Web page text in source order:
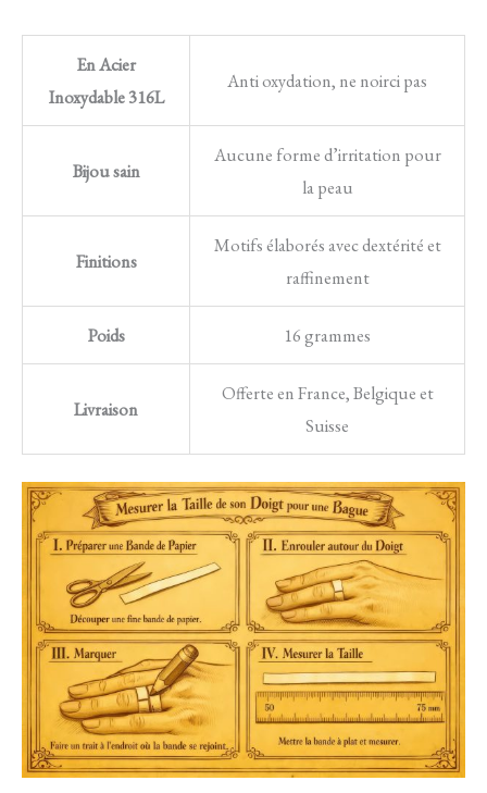
En Acier
Inoxydable 316L
Anti oxydation, ne noirci pas
Bijou sain
Aucune forme d’irritation pour
la peau
Finitions
Motifs élaborés avec dextérité et
raffinement
Poids 16 grammes
Livraison
Offerte en France, Belgique et
Suisse